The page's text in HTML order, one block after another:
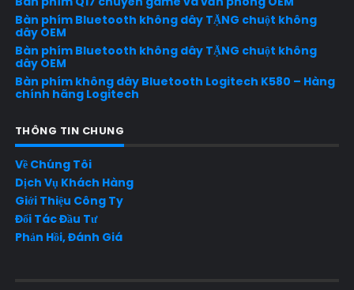
Bàn phím Bluetooth không dây TẶNG chuột không
dây OEM
Bàn phím Bluetooth không dây TẶNG chuột không
dây OEM
Bàn phím không dây Bluetooth Logitech K580 – Hàng
chính hãng Logitech
THÔNG TIN CHUNG
Về Chúng Tôi
Dịch Vụ Khách Hàng
Giới Thiệu Công Ty
Đối Tác Đầu Tư
Phản Hồi, Đánh Giá